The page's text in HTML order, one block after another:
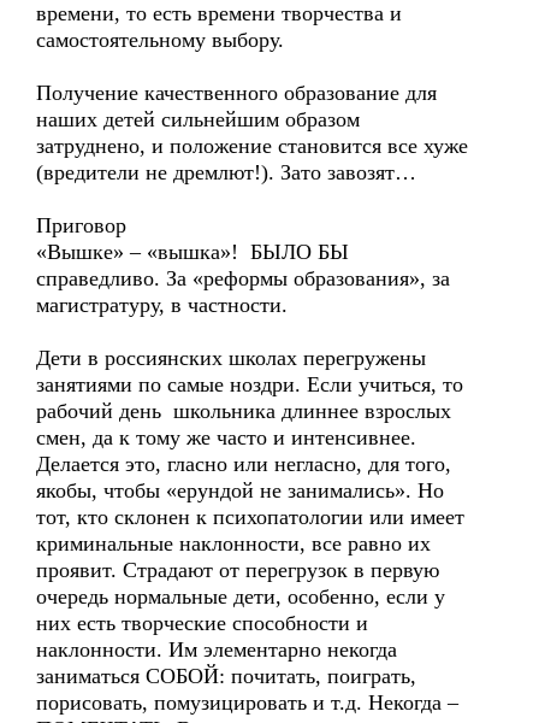
времени, то есть времени творчества и
самостоятельному выбору.
Получение качественного образование для
наших детей сильнейшим образом
затруднено, и положение становится все хуже
(вредители не дремлют!). Зато завозят…
Приговор
«Вышке» – «вышка»! БЫЛО БЫ
справедливо. За «реформы образования», за
магистратуру, в частности.
Дети в россиянских школах перегружены
занятиями по самые ноздри. Если учиться, то
рабочий день школьника длиннее взрослых
смен, да к тому же часто и интенсивнее.
Делается это, гласно или негласно, для того,
якобы, чтобы «ерундой не занимались». Но
тот, кто склонен к психопатологии или имеет
криминальные наклонности, все равно их
проявит. Страдают от перегрузок в первую
очередь нормальные дети, особенно, если у
них есть творческие способности и
наклонности. Им элементарно некогда
заниматься СОБОЙ: почитать, поиграть,
порисовать, помузицировать и т.д. Некогда –